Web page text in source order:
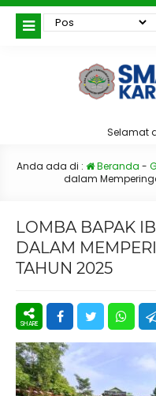
Selamat
Anda ada di : Beranda -
dalam
LOMBA BAPAK
DALAM
TAHUN 2025